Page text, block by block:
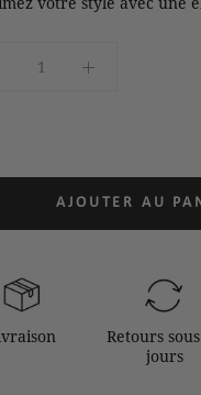
AJOUTER AU
Retours
jours